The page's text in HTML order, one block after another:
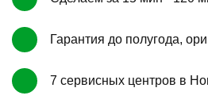
Гарантия до полугода,
7 сервисных центров в